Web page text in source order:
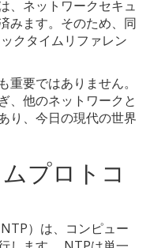
、ネットワークセキュ
みます。そのため、同
クタイムリファレン
重要ではありません。
、他のネットワークと
り、今日の現代の世界
プロトコ
）は、コンピュー